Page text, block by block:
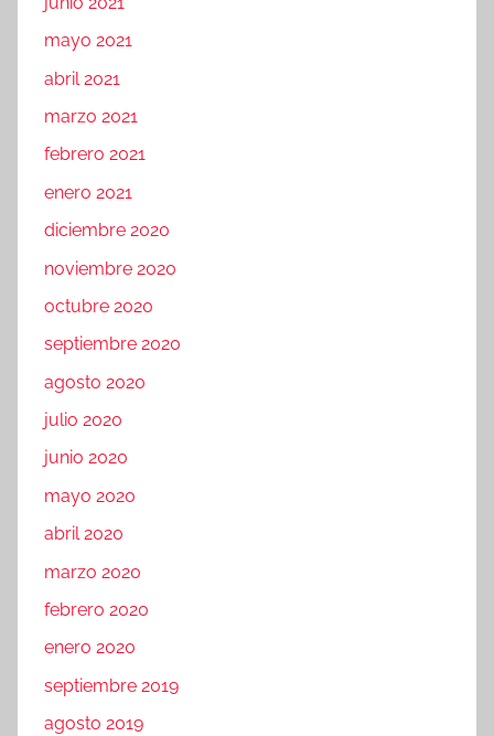
mayo 2021
abril 2021
marzo 2021
febrero 2021
enero 2021
diciembre 2020
noviembre 2020
octubre 2020
septiembre 2020
agosto 2020
julio 2020
junio 2020
mayo 2020
abril 2020
marzo 2020
febrero 2020
enero 2020
septiembre 2019
agosto 2019